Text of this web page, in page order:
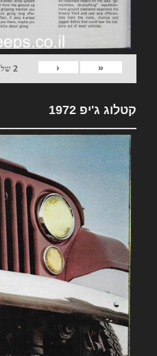
«
‹
2של
קטלוג ג'יפ 1972